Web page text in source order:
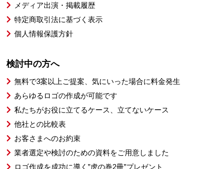
メディア出演・掲載履歴
特定商取引法に基づく表示
個人情報保護方針
検討中の方へ
無料で3案以上ご提案、気にいった場合に料金発生
あらゆるロゴの作成が可能です
私たちがお役に立てるケース、立てないケース
他社との比較表
お客さまへのお約束
業者選定や検討のための資料をご用意しました
ロゴ作成を成功に導く”虎の巻2冊”プレゼント